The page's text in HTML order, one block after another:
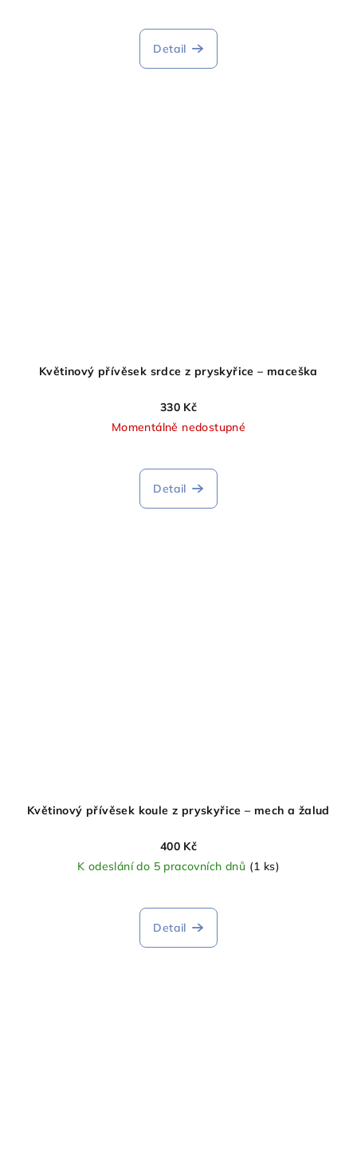
Detail
Květinový přívěsek srdce z pryskyřice – maceška
330 Kč
Momentálně nedostupné
Detail
Květinový přívěsek koule z pryskyřice – mech a žalud
400 Kč
K odeslání do 5 pracovních dnů (1 ks)
Detail